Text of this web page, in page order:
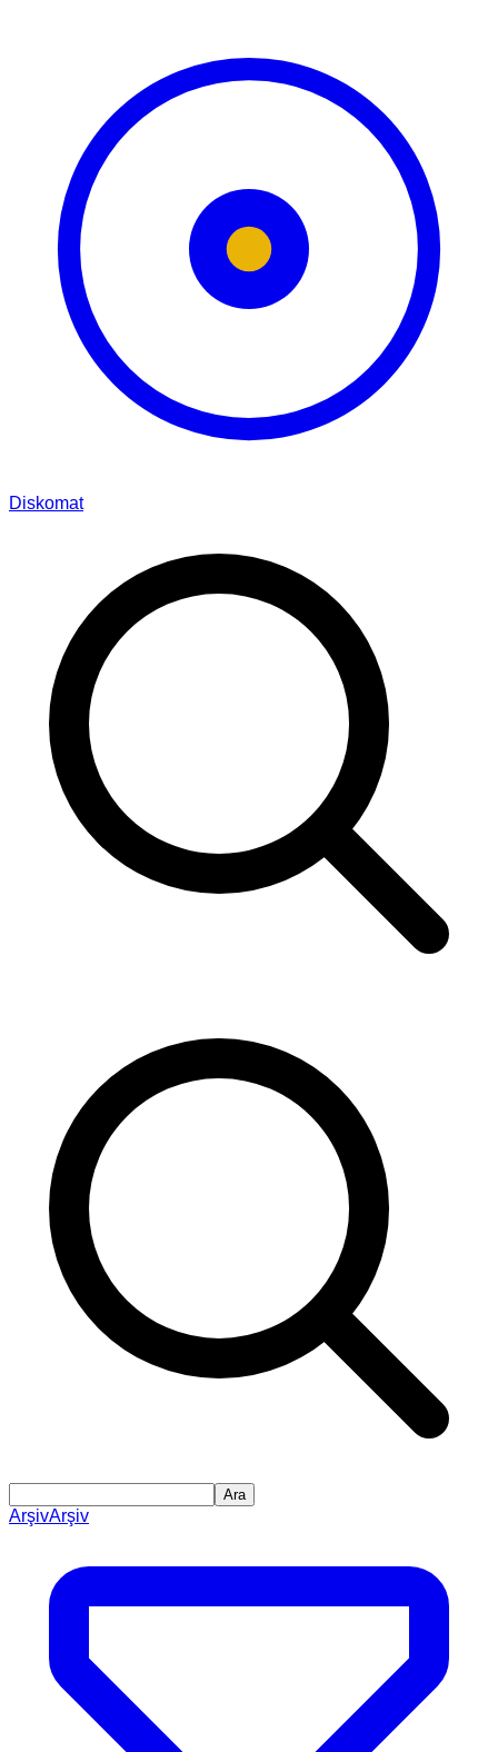
Diskomat
Ara
ArşivArşiv